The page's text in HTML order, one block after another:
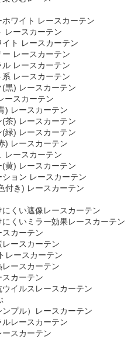
ホワイト レースカーテン
レースカーテン
イト レースカーテン
ー レースカーテン
ル レースカーテン
系 レースカーテン
(黒) レースカーテン
ースカーテン
) レースカーテン
(茶) レースカーテン
(緑) レースカーテン
) レースカーテン
レースカーテン
(黄) レースカーテン
ション レースカーテン
付き) レースカーテン
にくい遮像レースカーテン
にくいミラー効果レースカーテン
カーテン
レースカーテン
レースカーテン
レースカーテン
スカーテン
ウイルスレースカーテン
ンプル）レースカーテン
ルレースカーテン
ースカーテン